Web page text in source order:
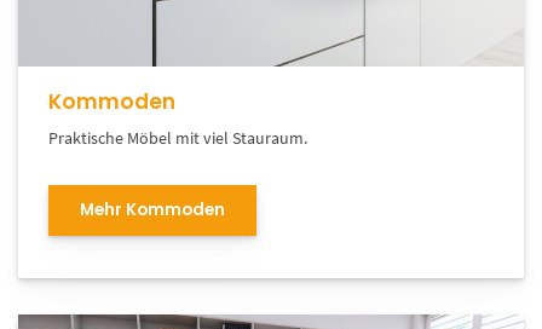
Kommoden
Praktische Möbel mit viel Stauraum.
Mehr Kommoden